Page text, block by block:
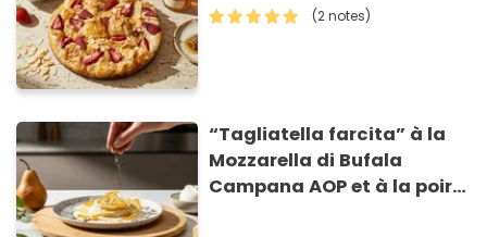
(2 notes)
“Tagliatella farcita” à la
Mozzarella di Bufala
Campana AOP et à la poire